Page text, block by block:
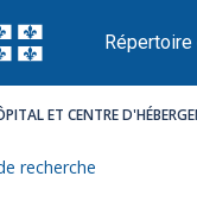
ET CENTRE
recherche